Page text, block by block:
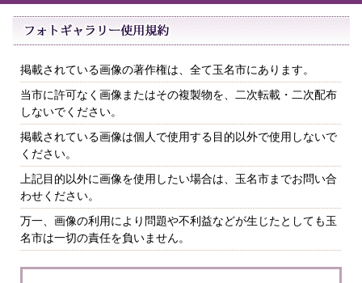
掲載されている画像の著作権は、全て玉名市にあります。
当市に許可なく画像またはその複製物を、二次転載・二次配布
しないでください。
掲載されている画像は個人で使用する目的以外で使用しないで
ください。
上記目的以外に画像を使用したい場合は、玉名市までお問い合
わせください。
万一、画像の利用により問題や不利益などが生じたとしても玉
名市は一切の責任を負いません。